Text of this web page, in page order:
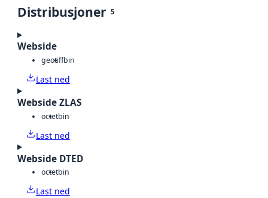
Distribusjoner 5
Webside
geotiffbin
Last ned
Webside ZLAS
octetbin
Last ned
Webside DTED
octetbin
Last ned